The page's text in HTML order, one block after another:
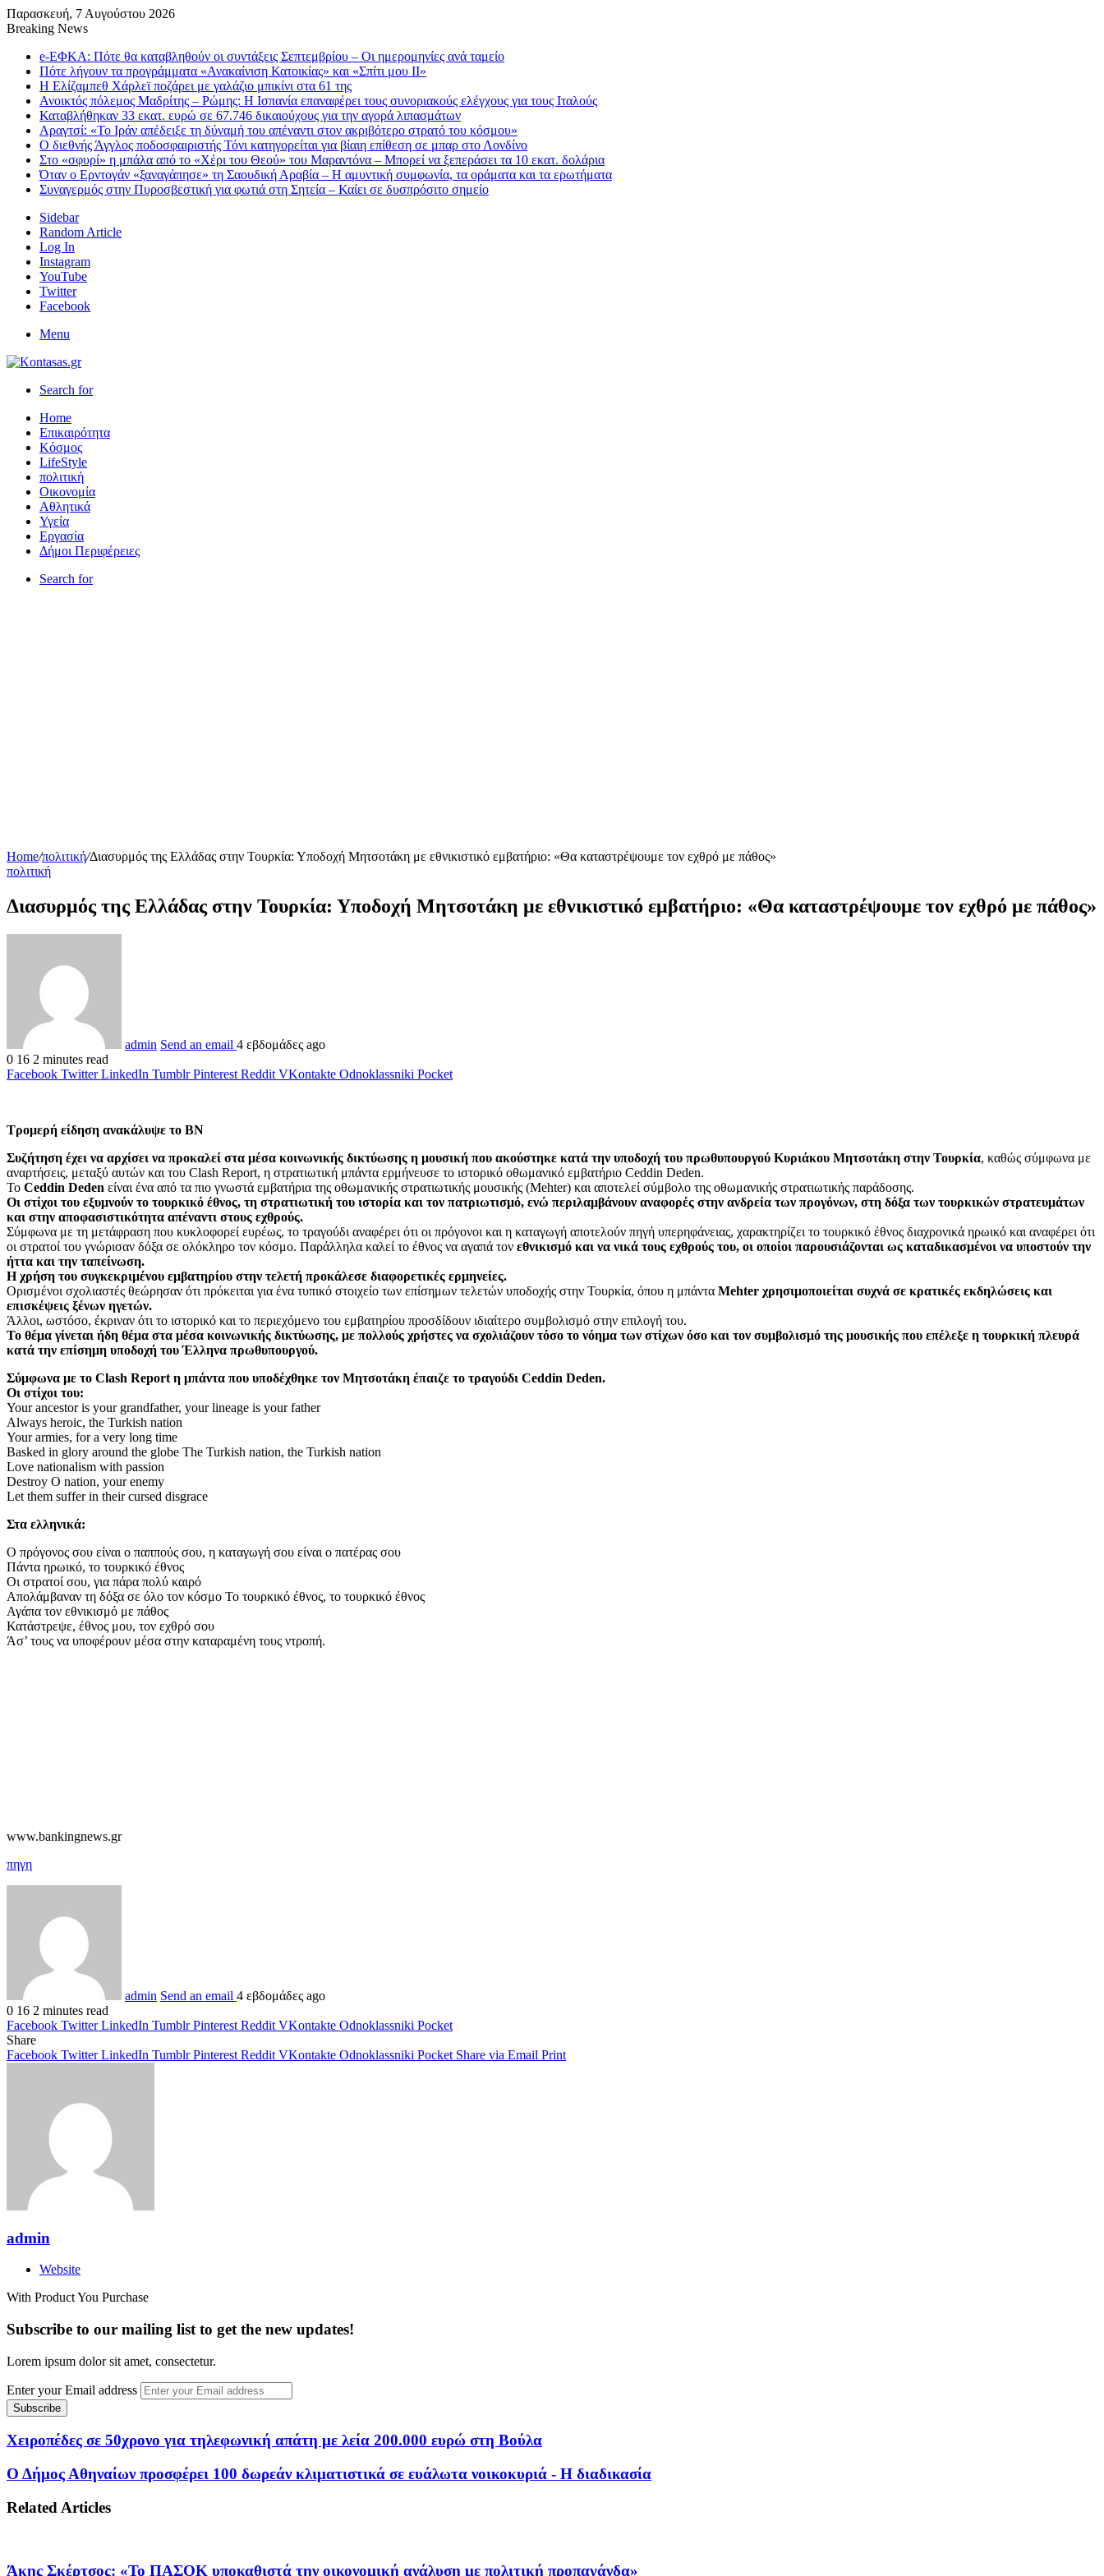
Παρασκευή, 7 Αυγούστου 2026
Breaking News
e-ΕΦΚΑ: Πότε θα καταβληθούν οι συντάξεις Σεπτεμβρίου – Οι ημερομηνίες ανά ταμείο
Πότε λήγουν τα προγράμματα «Ανακαίνιση Κατοικίας» και «Σπίτι μου ΙΙ»
Η Ελίζαμπεθ Χάρλεϊ ποζάρει με γαλάζιο μπικίνι στα 61 της
Ανοικτός πόλεμος Μαδρίτης – Ρώμης: Η Ισπανία επαναφέρει τους συνοριακούς ελέγχους για τους Ιταλούς
Καταβλήθηκαν 33 εκατ. ευρώ σε 67.746 δικαιούχους για την αγορά λιπασμάτων
Αραγτσί: «Το Ιράν απέδειξε τη δύναμή του απέναντι στον ακριβότερο στρατό του κόσμου»
Ο διεθνής Άγγλος ποδοσφαιριστής Τόνι κατηγορείται για βίαιη επίθεση σε μπαρ στο Λονδίνο
Στο «σφυρί» η μπάλα από το «Χέρι του Θεού» του Μαραντόνα – Μπορεί να ξεπεράσει τα 10 εκατ. δολάρια
Όταν ο Ερντογάν «ξαναγάπησε» τη Σαουδική Αραβία – Η αμυντική συμφωνία, τα οράματα και τα ερωτήματα
Συναγερμός στην Πυροσβεστική για φωτιά στη Σητεία – Καίει σε δυσπρόσιτο σημείο
Sidebar
Random Article
Log In
Instagram
YouTube
Twitter
Facebook
Menu
Search for
Home
Επικαιρότητα
Κόσμος
LifeStyle
πολιτική
Οικονομία
Αθλητικά
Υγεία
Εργασία
Δήμοι Περιφέρειες
Search for
Home/πολιτική/Διασυρμός της Ελλάδας στην Τουρκία: Υποδοχή Μητσοτάκη με εθνικιστικό εμβατήριο: «Θα καταστρέψουμε τον εχθρό με πάθος»
πολιτική
Διασυρμός της Ελλάδας στην Τουρκία: Υποδοχή Μητσοτάκη με εθνικιστικό εμβατήριο: «Θα καταστρέψουμε τον εχθρό με πάθος»
admin Send an email 4 εβδομάδες ago
0 16 2 minutes read
Facebook Twitter LinkedIn Tumblr Pinterest Reddit VKontakte Odnoklassniki Pocket
Τρομερή είδηση ανακάλυψε το ΒΝ
Συζήτηση έχει να αρχίσει να προκαλεί στα μέσα κοινωνικής δικτύωσης η μουσική που ακούστηκε κατά την υποδοχή του πρωθυπουργού Κυριάκου Μητσοτάκη στην Τουρκία, καθώς σύμφωνα με
αναρτήσεις, μεταξύ αυτών και του Clash Report, η στρατιωτική μπάντα ερμήνευσε το ιστορικό οθωμανικό εμβατήριο Ceddin Deden.
Το Ceddin Deden είναι ένα από τα πιο γνωστά εμβατήρια της οθωμανικής στρατιωτικής μουσικής (Mehter) και αποτελεί σύμβολο της οθωμανικής στρατιωτικής παράδοσης.
Οι στίχοι του εξυμνούν το τουρκικό έθνος, τη στρατιωτική του ιστορία και τον πατριωτισμό, ενώ περιλαμβάνουν αναφορές στην ανδρεία των προγόνων, στη δόξα των τουρκικών στρατευμάτων
και στην αποφασιστικότητα απέναντι στους εχθρούς.
Σύμφωνα με τη μετάφραση που κυκλοφορεί ευρέως, το τραγούδι αναφέρει ότι οι πρόγονοι και η καταγωγή αποτελούν πηγή υπερηφάνειας, χαρακτηρίζει το τουρκικό έθνος διαχρονικά ηρωικό και αναφέρει ότι
οι στρατοί του γνώρισαν δόξα σε ολόκληρο τον κόσμο. Παράλληλα καλεί το έθνος να αγαπά τον εθνικισμό και να νικά τους εχθρούς του, οι οποίοι παρουσιάζονται ως καταδικασμένοι να υποστούν την
ήττα και την ταπείνωση.
Η χρήση του συγκεκριμένου εμβατηρίου στην τελετή προκάλεσε διαφορετικές ερμηνείες.
Ορισμένοι σχολιαστές θεώρησαν ότι πρόκειται για ένα τυπικό στοιχείο των επίσημων τελετών υποδοχής στην Τουρκία, όπου η μπάντα Mehter χρησιμοποιείται συχνά σε κρατικές εκδηλώσεις και
επισκέψεις ξένων ηγετών.
Άλλοι, ωστόσο, έκριναν ότι το ιστορικό και το περιεχόμενο του εμβατηρίου προσδίδουν ιδιαίτερο συμβολισμό στην επιλογή του.
Το θέμα γίνεται ήδη θέμα στα μέσα κοινωνικής δικτύωσης, με πολλούς χρήστες να σχολιάζουν τόσο το νόημα των στίχων όσο και τον συμβολισμό της μουσικής που επέλεξε η τουρκική πλευρά
κατά την επίσημη υποδοχή του Έλληνα πρωθυπουργού.
Σύμφωνα με το Clash Report η μπάντα που υποδέχθηκε τον Μητσοτάκη έπαιζε το τραγούδι Ceddin Deden.
Οι στίχοι του:
Your ancestor is your grandfather, your lineage is your father
Always heroic, the Turkish nation
Your armies, for a very long time
Basked in glory around the globe The Turkish nation, the Turkish nation
Love nationalism with passion
Destroy O nation, your enemy
Let them suffer in their cursed disgrace
Στα ελληνικά:
Ο πρόγονος σου είναι ο παππούς σου, η καταγωγή σου είναι ο πατέρας σου
Πάντα ηρωικό, το τουρκικό έθνος
Οι στρατοί σου, για πάρα πολύ καιρό
Απολάμβαναν τη δόξα σε όλο τον κόσμο Το τουρκικό έθνος, το τουρκικό έθνος
Αγάπα τον εθνικισμό με πάθος
Κατάστρεψε, έθνος μου, τον εχθρό σου
Άσ’ τους να υποφέρουν μέσα στην καταραμένη τους ντροπή.
www.bankingnews.gr
πηγη
admin Send an email 4 εβδομάδες ago
0 16 2 minutes read
Facebook Twitter LinkedIn Tumblr Pinterest Reddit VKontakte Odnoklassniki Pocket
Share
Facebook Twitter LinkedIn Tumblr Pinterest Reddit VKontakte Odnoklassniki Pocket Share via Email Print
admin
Website
With Product You Purchase
Subscribe to our mailing list to get the new updates!
Lorem ipsum dolor sit amet, consectetur.
Enter your Email address
Χειροπέδες σε 50χρονο για τηλεφωνική απάτη με λεία 200.000 ευρώ στη Βούλα
Ο Δήμος Αθηναίων προσφέρει 100 δωρεάν κλιματιστικά σε ευάλωτα νοικοκυριά - Η διαδικασία
Related Articles
Άκης Σκέρτσος: «Το ΠΑΣΟΚ υποκαθιστά την οικονομική ανάλυση με πολιτική προπαγάνδα»